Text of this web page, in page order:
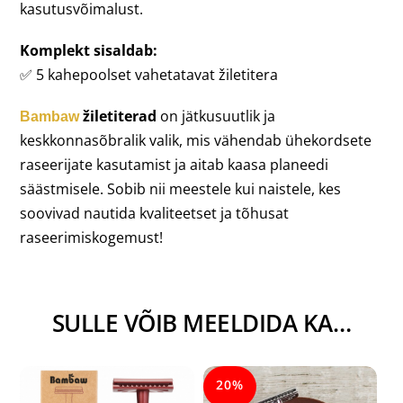
kasutusvõimalust.
Komplekt sisaldab:
✅ 5 kahepoolset vahetatavat žiletitera
Bambaw žiletiterad on jätkusuutlik ja
keskkonnasõbralik valik, mis vähendab ühekordsete
raseerijate kasutamist ja aitab kaasa planeedi
säästmisele. Sobib nii meestele kui naistele, kes
soovivad nautida kvaliteetset ja tõhusat
raseerimiskogemust!
SULLE VÕIB MEELDIDA KA…
20%